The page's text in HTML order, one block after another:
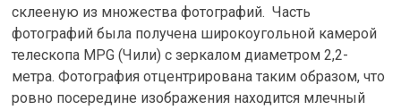
склееную из множества фотографий. Часть
фотографий была получена широкоугольной камерой
телескопа MPG (Чили) с зеркалом диаметром 2,2-
метра. Фотография отцентрирована таким образом, что
ровно посередине изображения находится млечный